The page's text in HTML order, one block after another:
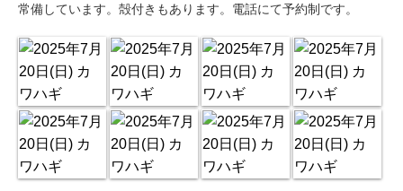
常備しています。殻付きもあります。電話にて予約制です。